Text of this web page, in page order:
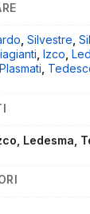
Silvestre
Izco
Plasmati
Ledesma,